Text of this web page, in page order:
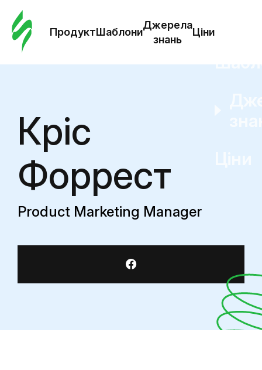
ПродуктШаблони
Джерела
знань
Ціни
Кріс
Форрест
Product Marketing Manager